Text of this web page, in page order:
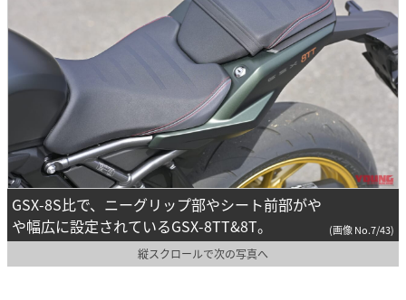
GSX-8S比で、ニーグリップ部やシート前部がや
や幅広に設定されているGSX-8TT&8T。
(画像 No.7/43)
縦スクロールで次の写真へ